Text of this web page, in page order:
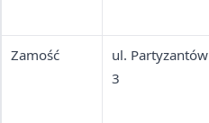
Zamość
ul. Partyzantów
3